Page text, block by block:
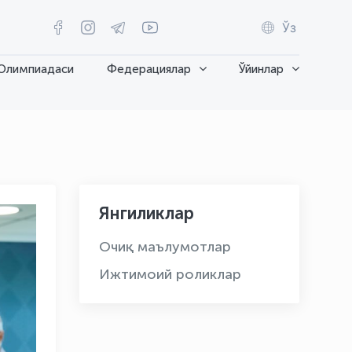
Ўз
Федерациялар Ўйинлар
Янгиликлар
Очиқ маълумотлар
Ижтимоий роликлар